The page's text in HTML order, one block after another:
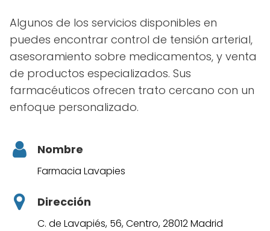
Algunos de los servicios disponibles en
puedes encontrar control de tensión arterial,
asesoramiento sobre medicamentos, y venta
de productos especializados. Sus
farmacéuticos ofrecen trato cercano con un
enfoque personalizado.
Nombre
Farmacia Lavapies
Dirección
C. de Lavapiés, 56, Centro, 28012 Madrid